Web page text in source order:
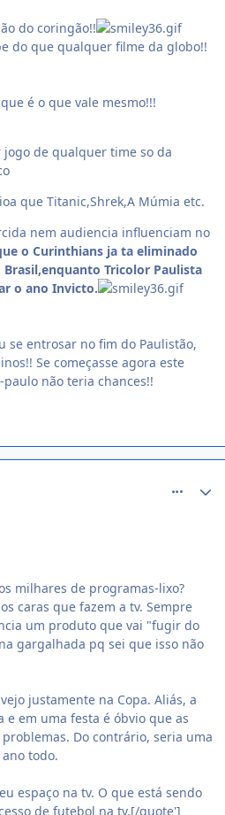
do coringão!!
do que qualquer filme da globo!!
é o que vale mesmo!!!
de qualquer time so da
que Titanic,Shrek,A Múmia etc.
nem audiencia influenciam no
o Curinthians ja ta eliminado
Brasil,enquanto Tricolor Paulista
o ano Invicto.
se entrosar no fim do Paulistão,
Se começasse agora este
não teria chances!!
milhares de programas-lixo?
caras que fazem a tv. Sempre
um produto que vai "fugir do
gargalhada pq sei que isso não
justamente na Copa. Aliás, a
e em uma festa é óbvio que as
Do contrário, seria uma
todo.
espaço na tv. O que está sendo
de futebol na tv.[/quote']